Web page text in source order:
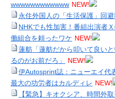
wwwwwwwwwwww NEW!
永住外国人の「生活保護」回
NHKでも性加害！番組出演者
働組合を頼ったワケ NEW!
蓮舫「蓮舫だから叩いて良い
るのがお前だろ」
NEW!
伊Autosprint誌：ニューエイ代
最大の功労者はカルディレ NEW!
【緊急】キオクシア、時間外